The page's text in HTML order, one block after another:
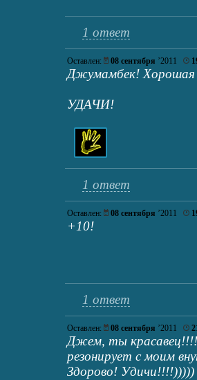
1 ответ
Оставлен: 08 сентября ’2011
Джумамбек! Хорошая
УДАЧИ!
1 ответ
Оставлен: 08 сентября ’2011
+10!
1 ответ
Оставлен: 08 сентября ’2011
Джем, ты
резонирует с моим
Здорово! Удичи!!!!)))))